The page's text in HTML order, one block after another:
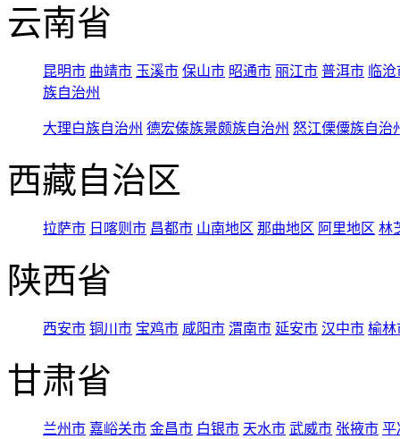
云南省
昆明市 曲靖市 玉溪市 保山市 昭通市 丽江市 普洱市 临
族自治州
大理白族自治州 德宏傣族景颇族自治州 怒江傈僳族自治
西藏自治区
拉萨市 日喀则市 昌都市 山南地区 那曲地区 阿里地区 林
陕西省
西安市 铜川市 宝鸡市 咸阳市 渭南市 延安市 汉中市 榆林
甘肃省
兰州市 嘉峪关市 金昌市 白银市 天水市 武威市 张掖市 平